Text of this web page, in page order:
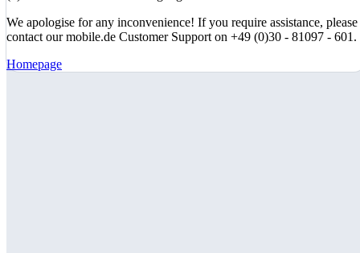
We apologise for any inconvenience! If you require assistance, please
contact our mobile.de Customer Support on +49 (0)30 - 81097 - 601.
Homepage